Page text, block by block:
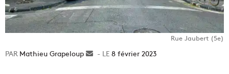
Rue Jaubert (5e)
Mathieu Grapeloup
Envoyer8 février 2023